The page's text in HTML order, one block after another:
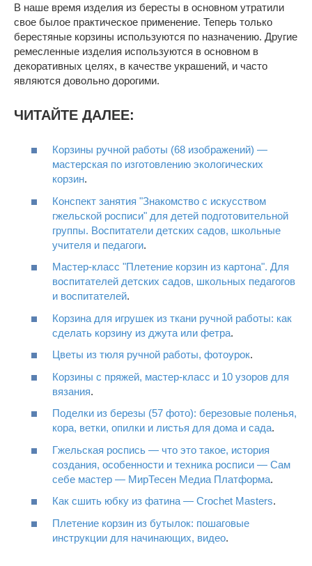
В наше время изделия из бересты в основном утратили
свое былое практическое применение. Теперь только
берестяные корзины используются по назначению. Другие
ремесленные изделия используются в основном в
декоративных целях, в качестве украшений, и часто
являются довольно дорогими.
ЧИТАЙТЕ ДАЛЕЕ:
Корзины ручной работы (68 изображений) —
мастерская по изготовлению экологических
корзин.
Конспект занятия "Знакомство с искусством
гжельской росписи" для детей подготовительной
группы. Воспитатели детских садов, школьные
учителя и педагоги.
Мастер-класс "Плетение корзин из картона". Для
воспитателей детских садов, школьных педагогов
и воспитателей.
Корзина для игрушек из ткани ручной работы: как
сделать корзину из джута или фетра.
Цветы из тюля ручной работы, фотоурок.
Корзины с пряжей, мастер-класс и 10 узоров для
вязания.
Поделки из березы (57 фото): березовые поленья,
кора, ветки, опилки и листья для дома и сада.
Гжельская роспись — что это такое, история
создания, особенности и техника росписи — Сам
себе мастер — МирТесен Медиа Платформа.
Как сшить юбку из фатина — Crochet Masters.
Плетение корзин из бутылок: пошаговые
инструкции для начинающих, видео.